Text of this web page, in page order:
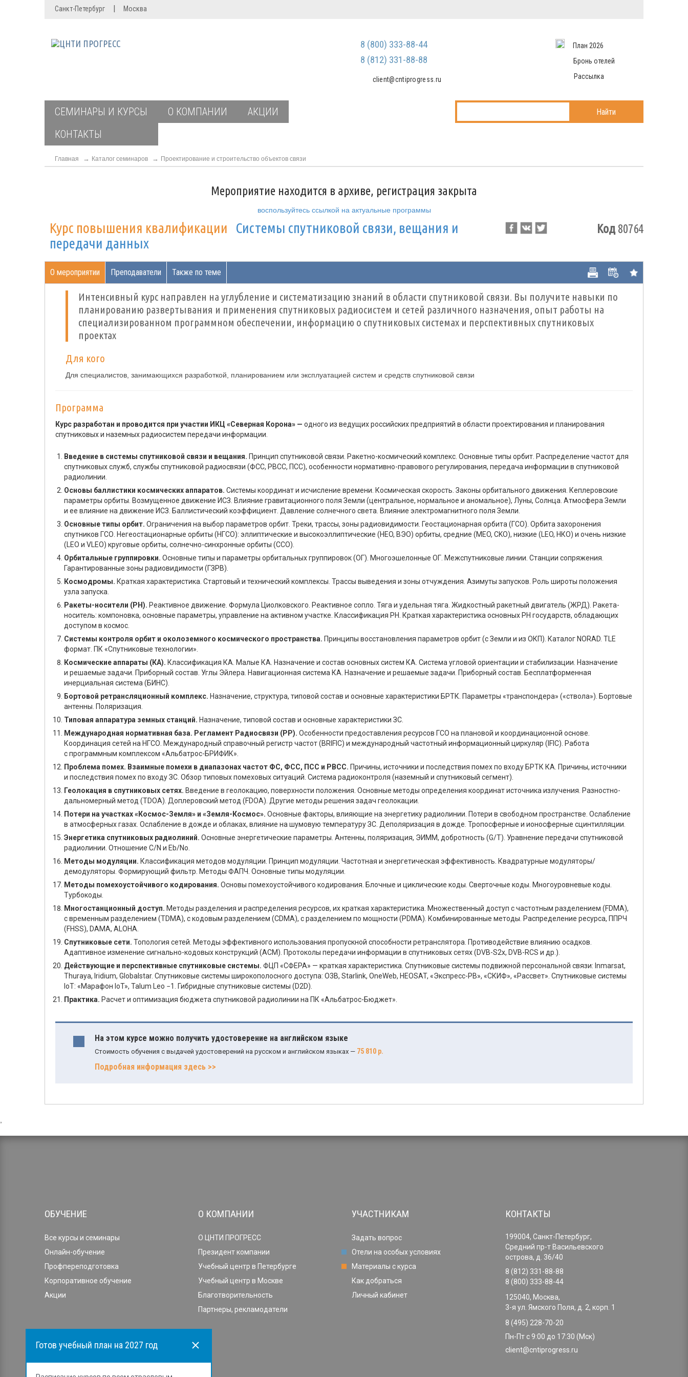
Мы не передаем ваши данные
спам
Запомнить меня
Войти в кабинет
Санкт-Петербург | Москва
8 (800) 333-88-44
8 (812) 331-88-88
client@cntiprogress.ru
План 2026
Бронь отелей
Рассылка
СЕМИНАРЫ И КУРСЫ О КОМПАНИИ
АКЦИИ
КОНТАКТЫ
Найти
Готов учебный план на 2027 год
Главная Каталог семинаров Проектирование и строительство объектов связи
Мероприятие находится в архиве, регистрация закрыта
воспользуйтесь ссылкой на актуальные программы
Курс повышения квалификации
Системы спутниковой связи, вещания и
передачи данных
Код80764
О мероприятии Преподаватели Также по теме
Интенсивный курс направлен на углубление и систематизацию знаний в области спутниковой связи. Вы получите навыки по
планированию развертывания и применения спутниковых радиосистем и сетей различного назначения, опыт работы на
специализированном программном обеспечении, информацию о спутниковых системах и перспективных спутниковых
проектах
Для кого
Для специалистов, занимающихся разработкой, планированием или эксплуатацией систем и средств спутниковой связи
Программа
Курс разработан и проводится при участии ИКЦ «Северная Корона» — одного из ведущих российских предприятий в области проектирования и планирования
спутниковых и наземных радиосистем передачи информации.
Введение в системы спутниковой связи и вещания. Принцип спутниковой связи. Ракетно-космический комплекс. Основные типы орбит. Распределение частот для
спутниковых служб, службы спутниковой радиосвязи (ФСС, РВСС, ПСС), особенности нормативно-правового регулирования, передача информации в спутниковой
радиолинии.
Основы баллистики космических аппаратов. Системы координат и исчисление времени. Космическая скорость. Законы орбитального движения. Кеплеровские
параметры орбиты. Возмущенное движение ИСЗ. Влияние гравитационного поля Земли (центральное, нормальное и аномальное), Луны, Солнца. Атмосфера Земли
и ее влияние на движение ИСЗ. Баллистический коэффициент. Давление солнечного света. Влияние электромагнитного поля Земли.
Основные типы орбит. Ограничения на выбор параметров орбит. Треки, трассы, зоны радиовидимости. Геостационарная орбита (ГСО). Орбита захоронения
спутников ГСО. Негеостационарные орбиты (НГСО): эллиптические и высокоэллиптические (HEO, ВЭО) орбиты, средние (MEO, CKO), низкие (LEO, НКО) и очень низкие
(LEO и VLEO) круговые орбиты, солнечно-синхронные орбиты (ССО).
Орбитальные группировки. Основные типы и параметры орбитальных группировок (ОГ). Многоэшелонные ОГ. Межспутниковые линии. Станции сопряжения.
Гарантированные зоны радиовидимости (ГЗРВ).
Космодромы. Краткая характеристика. Стартовый и технический комплексы. Трассы выведения и зоны отчуждения. Азимуты запусков. Роль широты положения
узла запуска.
Ракеты-носители (РН). Реактивное движение. Формула Циолковского. Реактивное сопло. Тяга и удельная тяга. Жидкостный ракетный двигатель (ЖРД). Ракета-
носитель: компоновка, основные параметры, управление на активном участке. Классификация РН. Краткая характеристика основных РН государств, обладающих
доступом в космос.
Системы контроля орбит и околоземного космического пространства. Принципы восстановления параметров орбит (с Земли и из ОКП). Каталог NORAD. TLE
формат. ПК «Спутниковые технологии».
Космические аппараты (КА). Классификация КА. Малые КА. Назначение и состав основных систем КА. Система угловой ориентации и стабилизации. Назначение
и решаемые задачи. Приборный состав. Углы Эйлера. Навигационная система КА. Назначение и решаемые задачи. Приборный состав. Бесплатформенная
инерциальная система (БИНС).
Бортовой ретрансляционный комплекс. Назначение, структура, типовой состав и основные характеристики БРТК. Параметры «транспондера» («ствола»). Бортовые
антенны. Поляризация.
Типовая аппаратура земных станций. Назначение, типовой состав и основные характеристики ЗС.
Международная нормативная база. Регламент Радиосвязи (РР). Особенности предоставления ресурсов ГСО на плановой и координационной основе.
Координация сетей на НГСО. Международный справочный регистр частот (BRIFIC) и международный частотный информационный циркуляр (IFIC). Работа
с программным комплексом «Альбатрос-БРИФИК».
Проблема помех. Взаимные помехи в диапазонах частот ФС, ФСС, ПСС и РВСС. Причины, источники и последствия помех по входу БРТК КА. Причины, источники
и последствия помех по входу ЗС. Обзор типовых помеховых ситуаций. Система радиоконтроля (наземный и спутниковый сегмент).
Геолокация в спутниковых сетях. Введение в геолокацию, поверхности положения. Основные методы определения координат источника излучения. Разностно-
дальномерный метод (TDOA). Доплеровский метод (FDOA). Другие методы решения задач геолокации.
Потери на участках «Космос-Земля» и «Земля-Космос». Основные факторы, влияющие на энергетику радиолинии. Потери в свободном пространстве. Ослабление
в атмосферных газах. Ослабление в дожде и облаках, влияние на шумовую температуру ЗС. Деполяризация в дожде. Тропосферные и ионосферные сцинтилляции.
Энергетика спутниковых радиолиний. Основные энергетические параметры. Антенны, поляризация, ЭИММ, добротность (G/T). Уравнение передачи спутниковой
радиолинии. Отношение C/N и Eb/No.
Методы модуляции. Классификация методов модуляции. Принцип модуляции. Частотная и энергетическая эффективность. Квадратурные модуляторы/
демодуляторы. Формирующий фильтр. Методы ФАПЧ. Основные типы модуляции.
Методы помехоустойчивого кодирования. Основы помехоустойчивого кодирования. Блочные и циклические коды. Сверточные коды. Многоуровневые коды.
Турбокоды.
Многостанционный доступ. Методы разделения и распределения ресурсов, их краткая характеристика. Множественный доступ с частотным разделением (FDMA),
с временным разделением (TDMA), с кодовым разделением (CDMA), с разделением по мощности (PDMA). Комбинированные методы. Распределение ресурса, ППРЧ
(FHSS), DAMA, ALOHA.
Спутниковые сети. Топология сетей. Методы эффективного использования пропускной способности ретранслятора. Противодействие влиянию осадков.
Адаптивное изменение сигнально-кодовых конструкций (АСМ). Протоколы передачи информации в спутниковых сетях (DVB-S2x, DVB-RCS и др.).
Действующие и перспективные спутниковые системы. ФЦП «СФЕРА» — краткая характеристика. Спутниковые системы подвижной персональной связи: Inmarsat,
Thuraya, Iridium, Globalstar. Спутниковые системы широкополосного доступа: O3B, Starlink, OneWeb, HEOSAT, «Экспресс-РВ», «СКИФ», «Рассвет». Спутниковые системы
IoT: «Марафон IoT», Talum Leo −1. Гибридные спутниковые системы (D2D).
Практика. Расчет и оптимизация бюджета спутниковой радиолинии на ПК «Альбатрос-Бюджет».
На этом курсе можно получить удостоверение на английском языке
Стоимость обучения с выдачей удостоверений на русском и английском языках — 75 810 р.
Подробная информация здесь >>
ОБУЧЕНИЕ
Все курсы и семинары
Онлайн-обучение
Профпереподготовка
Корпоративное обучение
Акции
О КОМПАНИИ
О ЦНТИ ПРОГРЕСС
Президент компании
Учебный центр в Петербурге
Учебный центр в Москве
Благотворительность
Партнеры, рекламодатели
УЧАСТНИКАМ
Задать вопрос
Отели на особых условиях
Материалы с курса
Как добраться
Личный кабинет
КОНТАКТЫ
199004, Санкт-Петербург,
Средний пр-т Васильевского
острова, д. 36/40
8 (812) 331-88-88
8 (800) 333-88-44
125040, Москва,
3-я ул. Ямского Поля, д. 2, корп. 1
8 (495) 228-70-20
Пн-Пт с 9:00 до 17:30 (Мск)
client@cntiprogress.ru